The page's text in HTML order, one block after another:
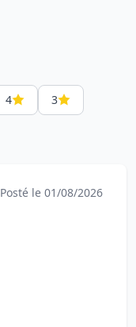
4
3
Posté le 01/08/2026